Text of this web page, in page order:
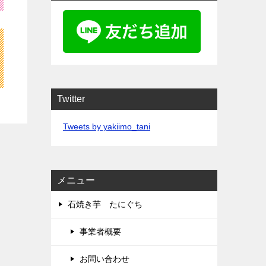
Twitter
Tweets by yakiimo_tani
メニュー
石焼き芋 たにぐち
事業者概要
お問い合わせ